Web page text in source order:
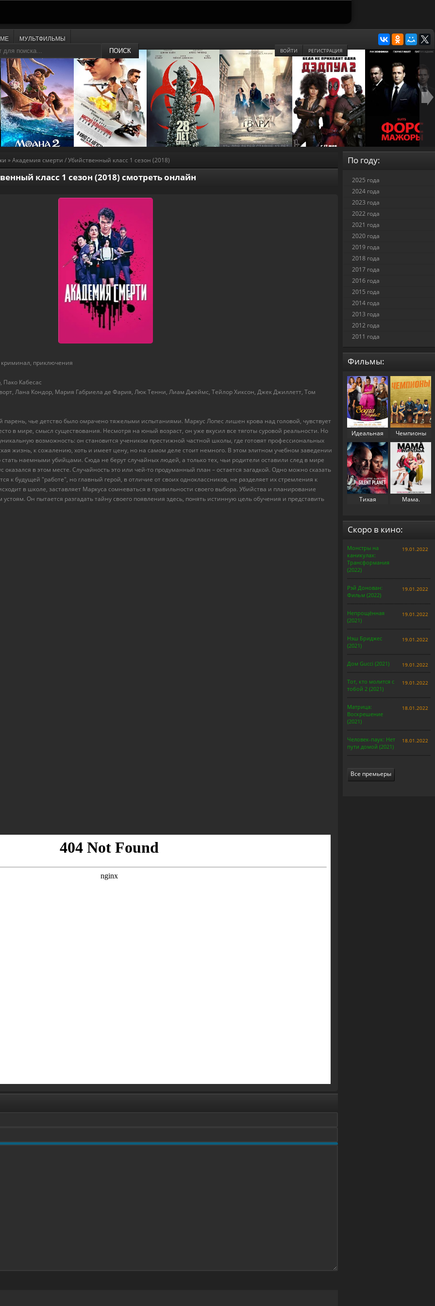
ПОИСК ВОЙТИ РЕГИСТРАЦИЯ
МУЛЬТФИЛЬМЫ
» Академия смерти / Убийственный класс 1 сезон (2018)
класс 1 сезон (2018) смотреть онлайн
криминал, приключения
Пако Кабесас
Лана Кондор, Мария Габриела де Фария, Люк Тенни, Лиам Джеймс, Тейлор Хиксон, Джек Джиллетт, Том
чье детство было омрачено тяжелыми испытаниями. Маркус Лопес лишен крова над головой, чувствует
в мире, смысл существования. Несмотря на юный возраст, он уже вкусил все тяготы суровой реальности. Но
возможность: он становится учеником престижной частной школы, где готовят профессиональных
жизнь, к сожалению, хоть и имеет цену, но на самом деле стоит немного. В этом элитном учебном заведении
стать наемными убийцами. Сюда не берут случайных людей, а только тех, чьи родители оставили след в мире
оказался в этом месте. Случайность это или чей-то продуманный план – остается загадкой. Одно можно сказать
к будущей "работе", но главный герой, в отличие от своих одноклассников, не разделяет их стремления к
в школе, заставляет Маркуса сомневаться в правильности своего выбора. Убийства и планирование
Он пытается разгадать тайну своего появления здесь, понять истинную цель обучения и представить
По году:
2025 года
2024 года
2023 года
2022 года
2021 года
2020 года
2019 года
2018 года
2017 года
2016 года
2015 года
2014 года
2013 года
2012 года
2011 года
Фильмы:
Идеальная
свекровь 2
(2025)
Чемпионы
(2023)
Тихая
Мама.
Скоро в кино:
Монстры на
каникулах:
Трансформания
(2022)
19.01.2022
Рэй Донован:
Фильм (2022)
19.01.2022
Непрощённая
(2021)
19.01.2022
Нэш Бриджес
(2021)
19.01.2022
Дом Gucci (2021) 19.01.2022
Тот, кто молится с
тобой 2 (2021)
19.01.2022
Матрица:
Воскрешение
(2021)
18.01.2022
Человек-паук: Нет
пути домой (2021)
18.01.2022
Все премьеры